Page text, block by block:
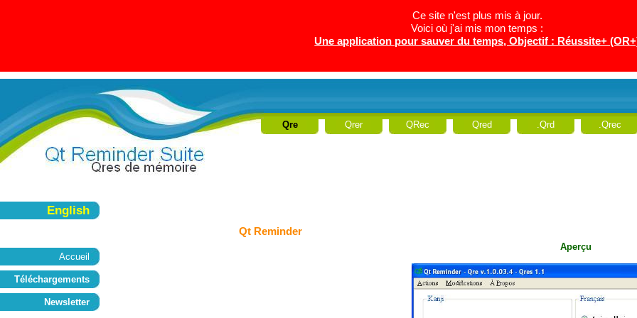
Ce site n'est plus mis à jour.
Voici où j'ai mis mon temps :
Une application pour sauver du temps, Objectif : Réussite+
Qre Qrer QRec Qred .Qrd .Qrec
Qt Reminder
Aperçu
English
Accueil
Téléchargements
Newsletter